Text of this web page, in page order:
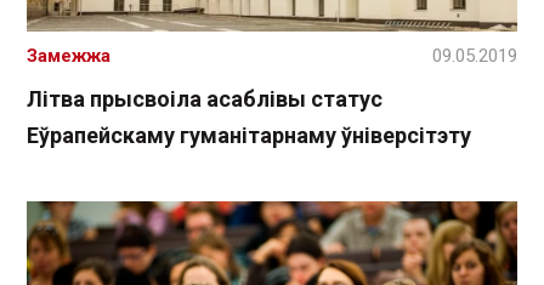
Літва прысвоіла асаблівы статус
Еўрапейскаму гуманітарнаму ўніверсітэту
Замежжа 09.05.2019